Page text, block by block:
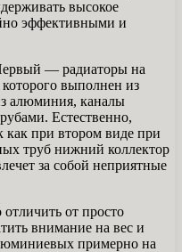
высокое
эффективными и
— радиаторы на
выполнен из
алюминия, каналы
Естественно,
как при втором виде при
труб нижний коллектор
за собой неприятные
от просто
внимание на вес и
примерно на